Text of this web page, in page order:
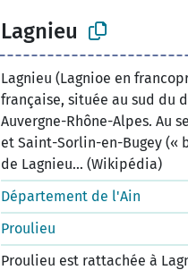
Lagnieu
Lagnieu (Lagnioe en
française, située au sud du
Auvergne-Rhône-Alpes. Au
et Saint-Sorlin-en-Bugey
de Lagnieu... (Wikipédia)
Département de l'Ain
Proulieu
Proulieu est rattachée à